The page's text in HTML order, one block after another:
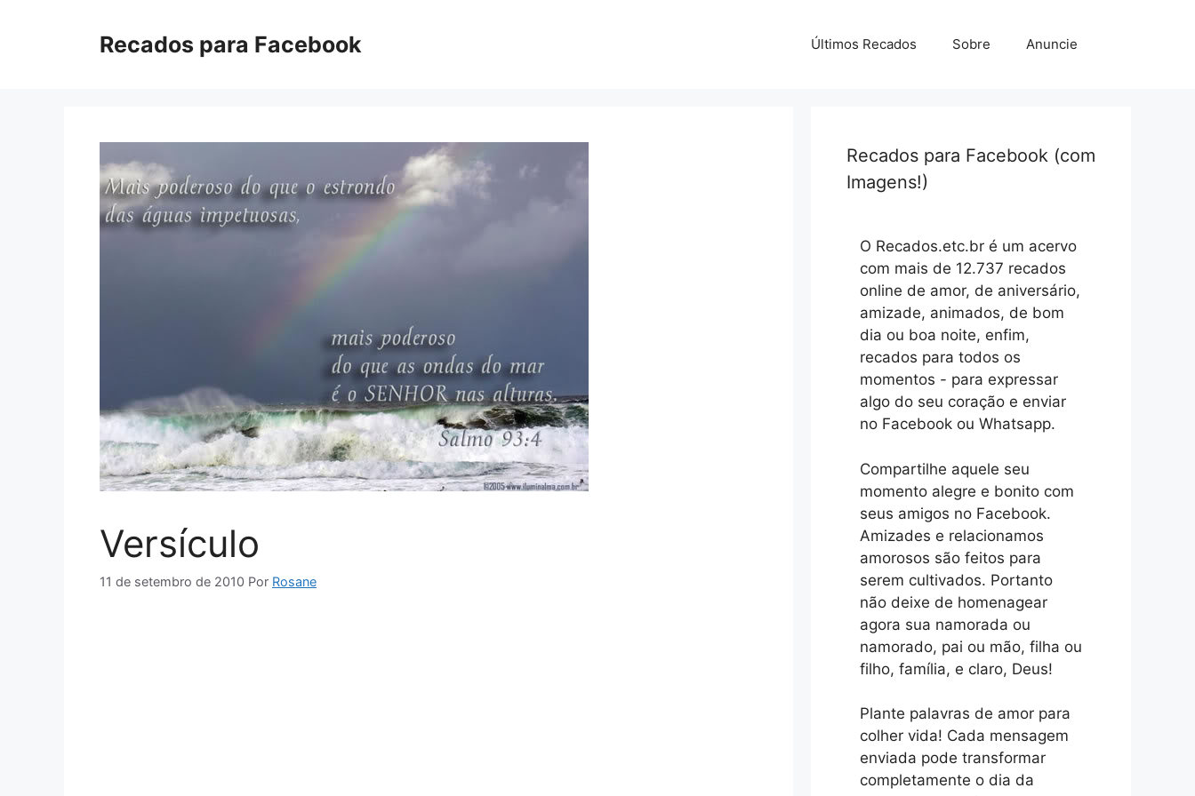
Recados para Facebook Últimos Recados Sobre Anuncie
Versículo
11 de setembro de 2010 Por Rosane
Recados para Facebook (com
Imagens!)
O Recados.etc.br é um acervo
com mais de 12.737 recados
online de amor, de aniversário,
amizade, animados, de bom
dia ou boa noite, enfim,
recados para todos os
momentos - para expressar
algo do seu coração e enviar
no Facebook ou Whatsapp.
Compartilhe aquele seu
momento alegre e bonito com
seus amigos no Facebook.
Amizades e relacionamos
amorosos são feitos para
serem cultivados. Portanto
não deixe de homenagear
agora sua namorada ou
namorado, pai ou mão, filha ou
filho, família, e claro, Deus!
Plante palavras de amor para
colher vida! Cada mensagem
enviada pode transformar
completamente o dia da